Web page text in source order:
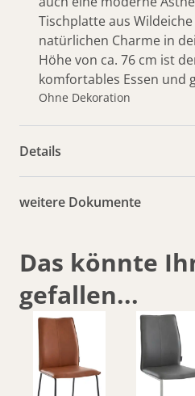
Tischplatte aus
natürlichen Charme in
Höhe von ca. 76 cm ist
komfortables Essen und
Ohne Dekoration
Details
weitere Dokumente
Das könnte
gefallen...